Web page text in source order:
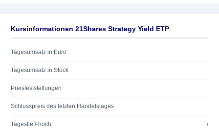
Kursinformationen 21Shares Strategy Yield ETP
Tagesumsatz in Euro
Tagesumsatz in Stück
Preisfeststellungen
Schlusspreis des letzten Handelstages
Tagestief/-hoch /